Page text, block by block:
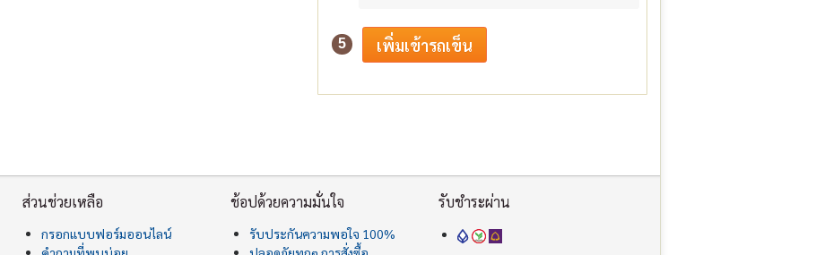
5
ส่วนช่วยเหลือ
กรอกแบบฟอร์มออนไลน์
ช้อปด้วยความมั่นใจ
รับประกันความพอใจ 100%
รับชำระผ่าน